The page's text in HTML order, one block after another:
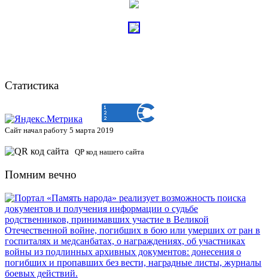
Статистика
Сайт начал работу 5 марта 2019
QP код нашего сайта
Помним вечно